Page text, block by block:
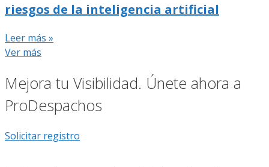
riesgos de la inteligencia artificial
Leer más »
Ver más
Mejora tu Visibilidad. Únete ahora a
ProDespachos
Solicitar registro